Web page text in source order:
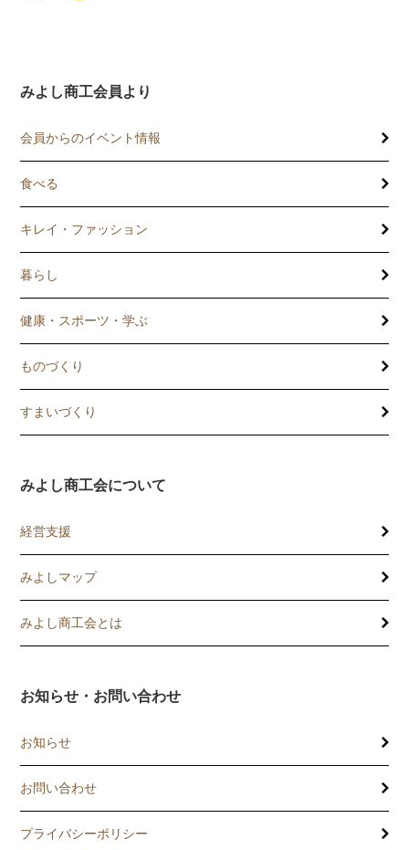
みよし商工会員より
会員からのイベント情報
食べる
キレイ・ファッション
暮らし
健康・スポーツ・学ぶ
ものづくり
すまいづくり
みよし商工会について
経営支援
講習会
記帳相談指導
みよしマップ
みよし商工会とは
お知らせ・お問い合わせ
お知らせ
お問い合わせ
プライバシーポリシー